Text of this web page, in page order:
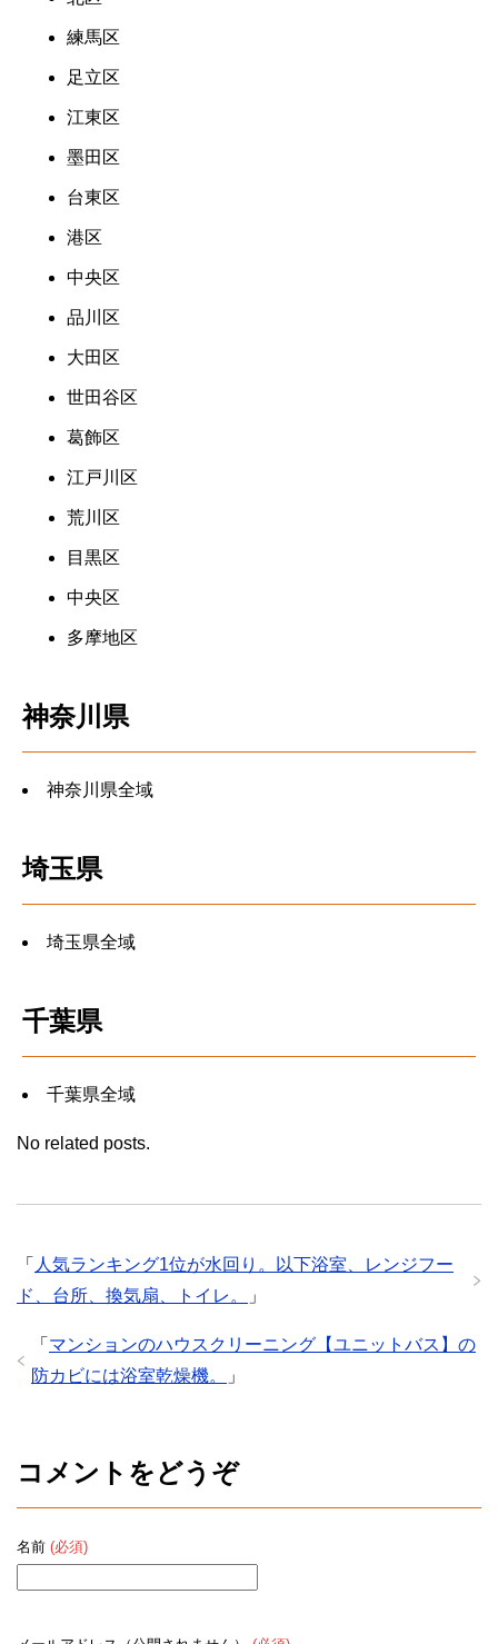
練馬区
足立区
江東区
墨田区
台東区
港区
中央区
品川区
大田区
世田谷区
葛飾区
江戸川区
荒川区
目黒区
中央区
多摩地区
神奈川県
神奈川県全域
埼玉県
埼玉県全域
千葉県
千葉県全域
No related posts.
「 人気ランキング1位が水回り。以下浴室、レンジフー
ド、台所、換気扇、トイレ。
」
「 マンションのハウスクリーニング【ユニットバス】の
防カビには浴室乾燥機。
」
コメントをどうぞ
名前 (必須)